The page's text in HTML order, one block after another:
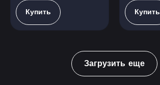
Купить Купить
Загрузить еще